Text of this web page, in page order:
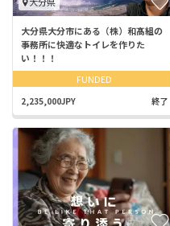
大分県大分市にある（株）和髙組の
事務所に快適なトイレを作りた
い！！！
FUNDED
2,235,000JPY 終了